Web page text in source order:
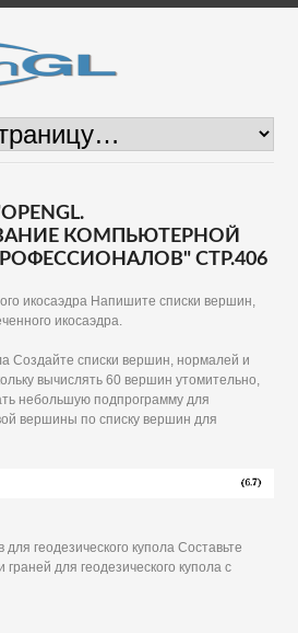
КОМПЬЮТЕРНОЙ
СТР.406
икосаэдра Напишите списки вершин,
икосаэдра.
Создайте списки вершин, нормалей и
вычислять 60 вершин утомительно,
небольшую подпрограмму для
вершины по списку вершин для
геодезического купола Составьте
для геодезического купола с